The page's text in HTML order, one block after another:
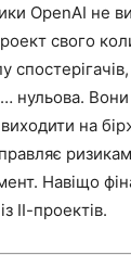
OpenAI не
свого
нульова.
на
Навіщо
ІІ-проектів.